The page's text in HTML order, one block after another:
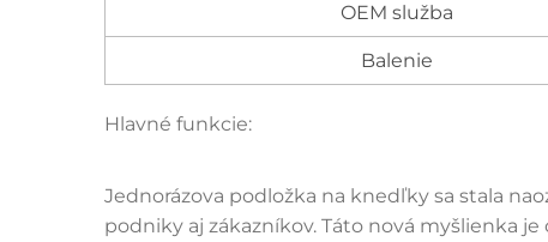
OEM služba
Balenie
Hlavné funkcie:
Jednorázova podložka na knedľky sa stala
podniky aj zákazníkov. Táto nová myšlienka